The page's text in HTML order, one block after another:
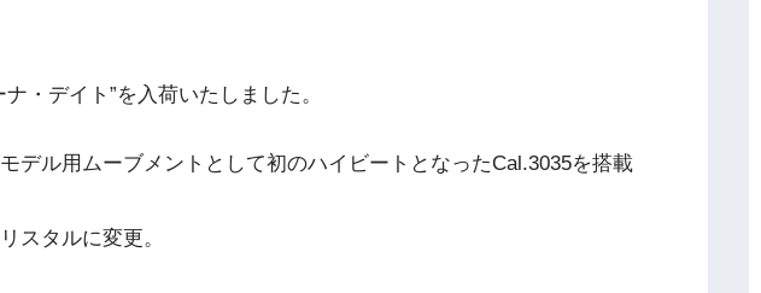
・デイト”を入荷いたしました。
デル用ムーブメントとして初のハイビートとなったCal.3035を搭載
スタルに変更。